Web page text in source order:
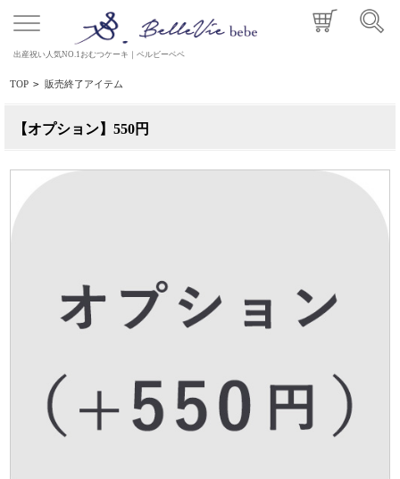
出産祝い人気NO.1おむつケーキ｜ベルビーベベ
TOP > 販売終了アイテム
【オプション】550円